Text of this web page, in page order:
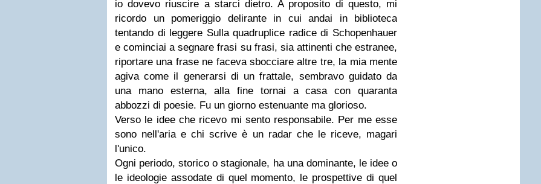
io dovevo riuscire a starci dietro. A proposito di questo, mi
ricordo un pomeriggio delirante in cui andai in biblioteca
tentando di leggere Sulla quadruplice radice di Schopenhauer
e cominciai a segnare frasi su frasi, sia attinenti che estranee,
riportare una frase ne faceva sbocciare altre tre, la mia mente
agiva come il generarsi di un frattale, sembravo guidato da
una mano esterna, alla fine tornai a casa con quaranta
abbozzi di poesie. Fu un giorno estenuante ma glorioso.
Verso le idee che ricevo mi sento responsabile. Per me esse
sono nell'aria e chi scrive è un radar che le riceve, magari
l'unico.
Ogni periodo, storico o stagionale, ha una dominante, le idee o
le ideologie assodate di quel momento, le prospettive di quel